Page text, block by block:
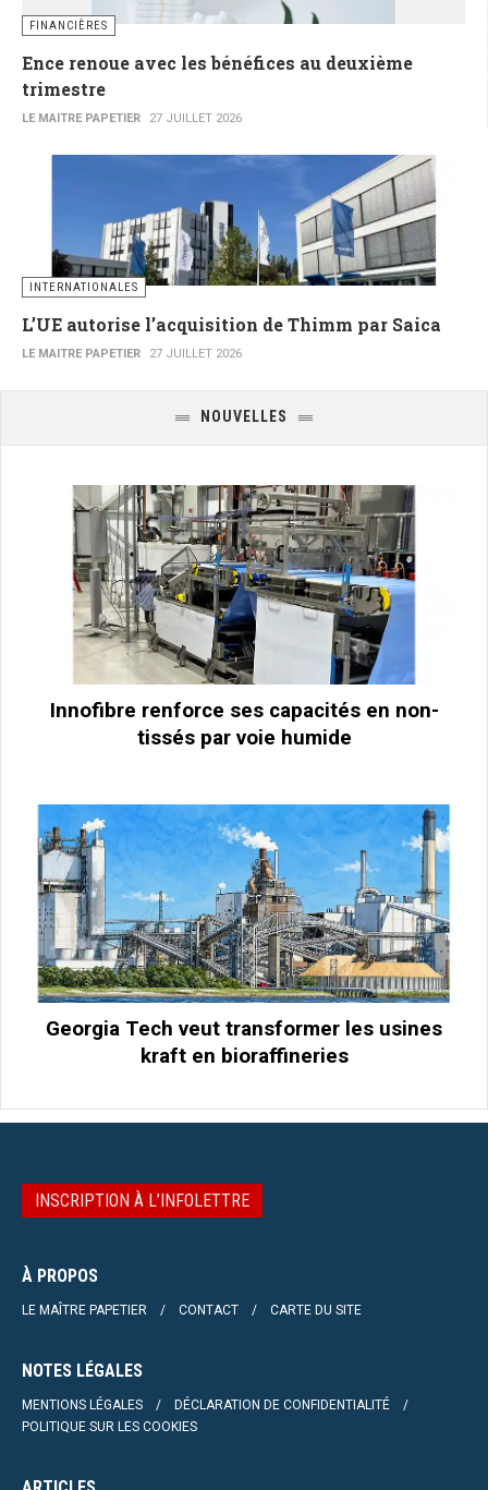
FINANCIÈRES
Ence renoue avec les bénéfices au deuxième
trimestre
LE MAITRE PAPETIER 27 JUILLET 2026
INTERNATIONALES
L’UE autorise l’acquisition de Thimm par Saica
LE MAITRE PAPETIER 27 JUILLET 2026
NOUVELLES
Innofibre renforce ses capacités en non-
tissés par voie humide
Georgia Tech veut transformer les usines
kraft en bioraffineries
INSCRIPTION À L’INFOLETTRE
À PROPOS
LE MAÎTRE PAPETIER CONTACT CARTE DU SITE
NOTES LÉGALES
MENTIONS LÉGALES
DÉCLARATION DE CONFIDENTIALITÉ
POLITIQUE SUR LES COOKIES